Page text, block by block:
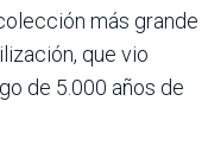
más grande
que vio
de 5.000 años de